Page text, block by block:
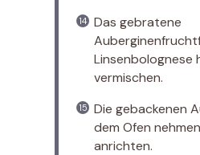
Das gebratene
Linsenbolognese
vermischen.
Die gebackenen
dem Ofen
anrichten.